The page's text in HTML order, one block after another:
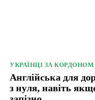
УКРАЇНЦІ ЗА КОРДОНОМ
Англійська для
з нуля, навіть